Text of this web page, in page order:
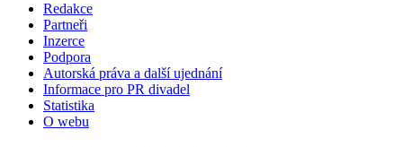
Redakce
Partneři
Inzerce
Podpora
Autorská práva a další ujednání
Informace pro PR divadel
Statistika
O webu